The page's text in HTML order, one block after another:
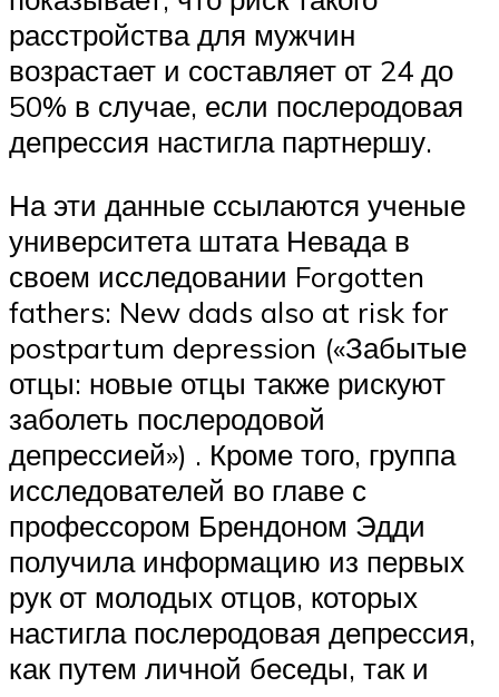
расстройства для мужчин
возрастает и составляет от 24 до
50% в случае, если послеродовая
депрессия настигла партнершу.
На эти данные ссылаются ученые
университета штата Невада в
своем исследовании Forgotten
fathers: New dads also at risk for
postpartum depression («Забытые
отцы: новые отцы также рискуют
заболеть послеродовой
депрессией») . Кроме того, группа
исследователей во главе с
профессором Брендоном Эдди
получила информацию из первых
рук от молодых отцов, которых
настигла послеродовая депрессия,
как путем личной беседы, так и